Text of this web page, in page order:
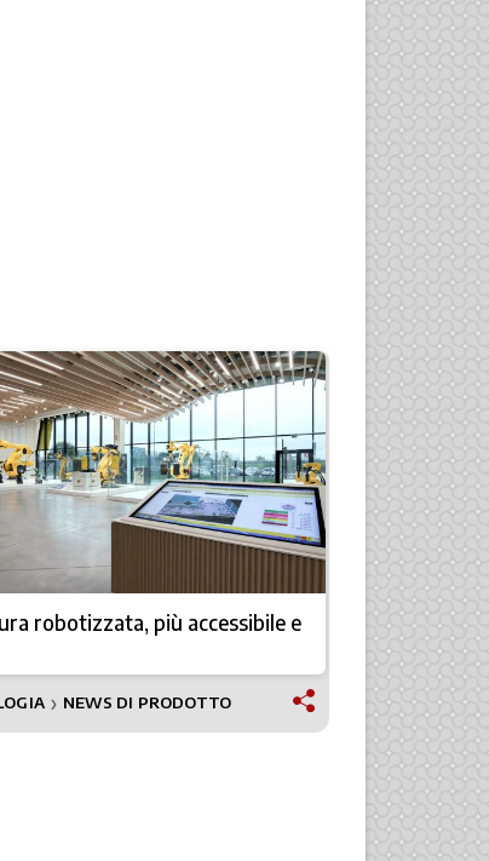
robotizzata, più accessibile e
❯ NEWS DI PRODOTTO
Robot
umanoidi:
NEWS